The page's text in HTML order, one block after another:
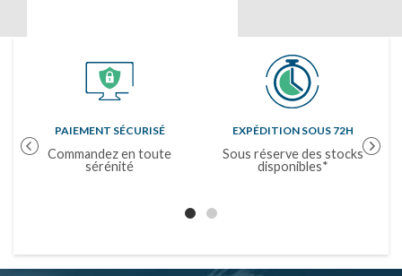
PreviousPAIEMENT SÉCURISÉ
Commandez en toute
sérénité
EXPÉDITION SOUS 72H
Sous réserve des stocks
disponibles*
Next